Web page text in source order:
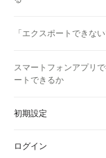
「エクスポートできな
スマートフォンアプリ
ートできるか
初期設定
ログイン